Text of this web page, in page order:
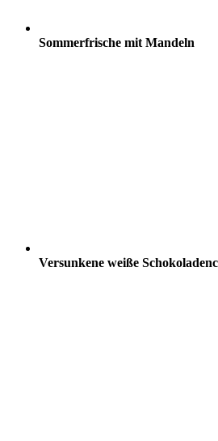
Sommerfrische mit Mandeln
Versunkene weiße